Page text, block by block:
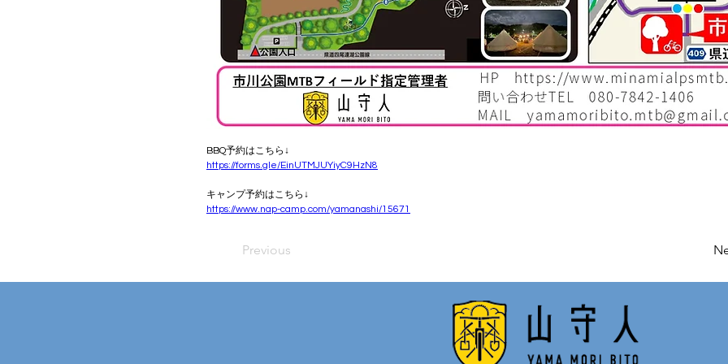
BBQ予約はこちら↓
https://forms.gle/EinUTMJUYiyC9HzN8
キャンプ予約はこちら↓
https://www.nap-camp.com/yamanashi/15671
Previous